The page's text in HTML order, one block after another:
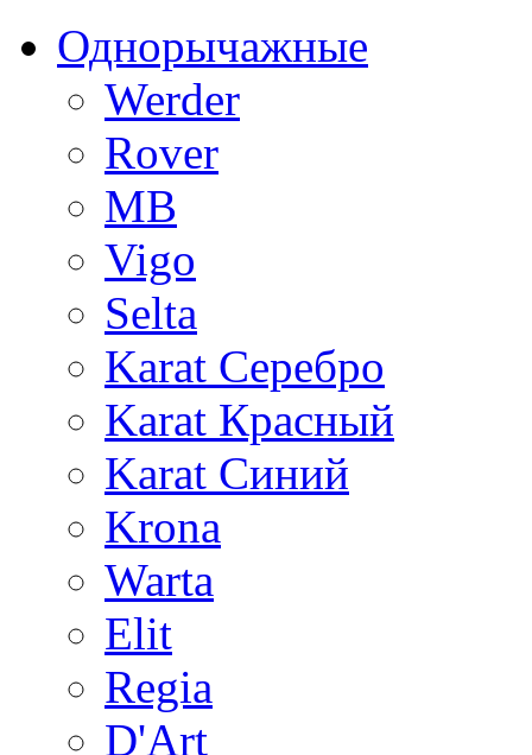
Однорычажные
Werder
Rover
MB
Vigo
Selta
Karat Серебро
Karat Красный
Karat Синий
Krona
Warta
Elit
Regia
D'Art